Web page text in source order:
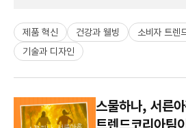
제품 혁신 건강과 웰빙 소비자 트렌
기술과 디자인
스물하나, 서른
트렌드코리아팀